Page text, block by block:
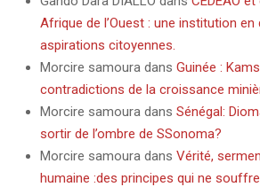
Afrique de l’Ouest : une institution en
aspirations citoyennes.
Morcire samoura dans Guinée :
contradictions de la croissance
Morcire samoura dans Sénégal:
sortir de l’ombre de SSonoma?
Morcire samoura dans Vérité,
humaine :des principes qui ne